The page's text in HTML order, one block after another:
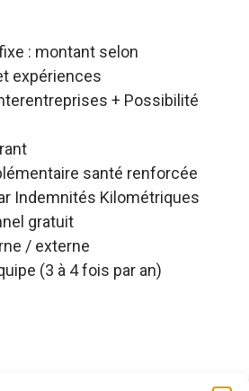
: montant selon
expériences
+ Possibilité
santé renforcée
Indemnités Kilométriques
gratuit
/ externe
(3 à 4 fois par an)